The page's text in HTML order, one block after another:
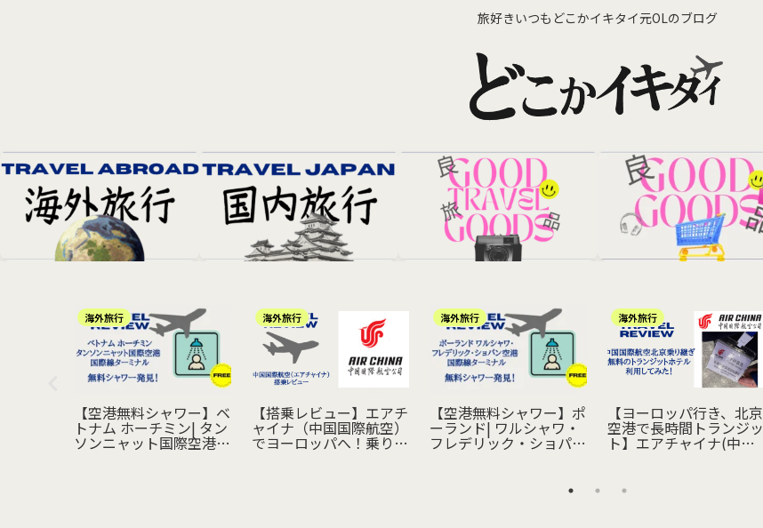
旅好きいつもどこかイキタイ元OLのブログ
海外旅行
【空港無料シャワー】ベ
トナム ホーチミン| タン
ソンニャット国際空港|
国際線ターミナル
海外旅行
【搭乗レビュー】エアチ
ャイナ（中国国際航空）
でヨーロッパへ！乗り心
海外旅行
【空港無料シャワー】ポ
ーランド| ワルシャワ・
フレデリック・ショパン
海外旅行
【ヨーロッパ行き、北京
空港で長時間トランジッ
ト】エアチャイナ(中国
国際航空)の無料トラン
た🆓